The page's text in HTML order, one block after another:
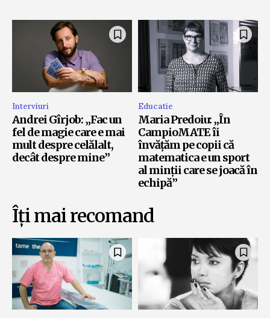
Interviuri
Andrei Gîrjob: „Fac un
fel de magie care e mai
mult despre celălalt,
decât despre mine”
Educatie
Maria Predoiu: „În
CampioMATE îi
învățăm pe copii că
matematica e un sport
al minții care se joacă în
echipă”
Îți mai recomand